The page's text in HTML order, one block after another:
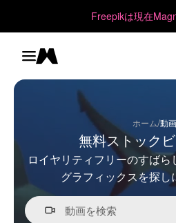
Freepikは現在
Toggle menu
Magnific
ホーム/動画
無料ストック
ロイヤリティフリーのすば
グラフィックスを探し